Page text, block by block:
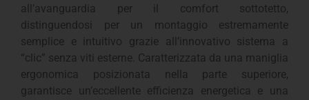
all’avanguardia per il comfort sottotetto,
distinguendosi per un montaggio estremamente
semplice e intuitivo grazie all’innovativo sistema a
“clic” senza viti esterne. Caratterizzata da una maniglia
ergonomica posizionata nella parte superiore,
garantisce un’eccellente efficienza energetica e una